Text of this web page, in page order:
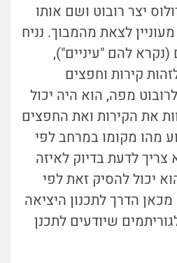
יצר רובוט ושם אותו
לצאת מהמבוך. נניח
(נקרא להם "עיניים"),
קירות וחפצים
מפה, הוא היה יכול
את הקירות ואת החפצים
מהו מקומו במרחב לפי
לדעת בדיוק לאיזה
יכול להסיק זאת לפי
הדרך לתכנון היציאה
שיודעים לתכנן